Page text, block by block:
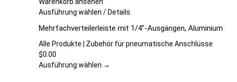
können
der
Produktseite
werden
Ausführung wählen Dieses
weist
mehrere
auf.
/Details
Mehrfachverteilerleiste mit 1/4”-Ausgängen, Aluminium
Alle Produkte | Zubehör für pneumatische Anschlüsse
$0.00
Ausführung wählen →